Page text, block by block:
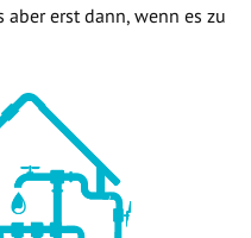
erst dann, wenn es zu